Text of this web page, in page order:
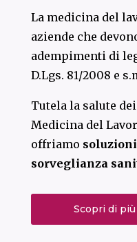
La medicina del
aziende che
adempimenti di
D.Lgs. 81/2008 e
Tutela la salute
Medicina del
offriamo
sorveglianza
Scopri di più